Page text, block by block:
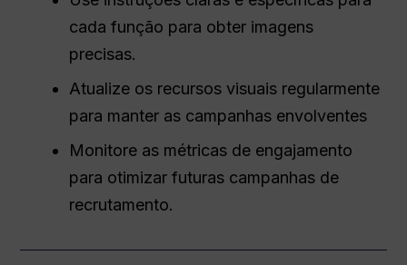
cada função para obter imagens
precisas.
Atualize os recursos visuais regularmente
para manter as campanhas envolventes
Monitore as métricas de engajamento
para otimizar futuras campanhas de
recrutamento.